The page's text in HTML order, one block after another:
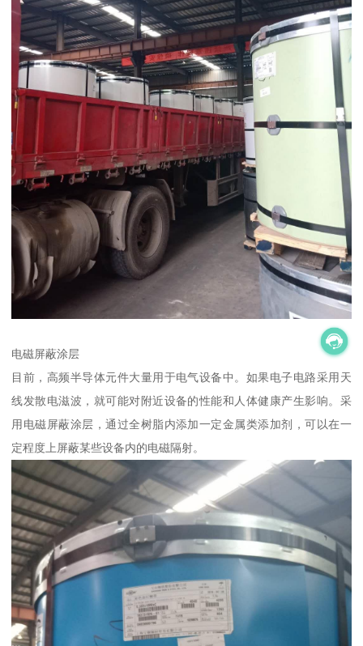
电磁屏蔽涂层
目前，高频半导体元件大量用于电气设备中。如果电子电路采用天
线发散电滋波，就可能对附近设备的性能和人体健康产生影响。采
用电磁屏蔽涂层，通过全树脂内添加一定金属类添加剂，可以在一
定程度上屏蔽某些设备内的电磁隔射。